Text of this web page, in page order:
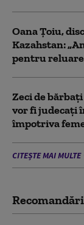
Oana Țoiu,
Kazahstan:
pentru
Zeci de
vor fi judecați
împotriva
CITEȘTE MAI MULTE